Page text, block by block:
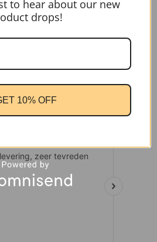
to hear about our new
drops!
10% OFF